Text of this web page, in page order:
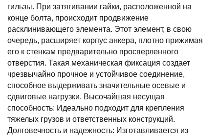
гильзы. При затягивании гайки, расположенной на
конце болта, происходит продвижение
расклинивающего элемента. Этот элемент, в свою
очередь, расширяет корпус анкера, плотно прижимая
его к стенкам предварительно просверленного
отверстия. Такая механическая фиксация создает
чрезвычайно прочное и устойчивое соединение,
способное выдерживать значительные осевые и
сдвиговые нагрузки. Высочайшая несущая
способность: Идеально подходит для крепления
тяжелых грузов и ответственных конструкций.
Долговечность и надежность: Изготавливается из